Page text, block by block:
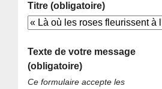
Titre (obligatoire)
Texte de votre message
(obligatoire)
Ce formulaire accepte les